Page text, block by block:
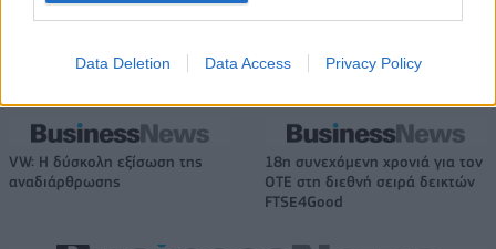
Data Deletion Data Access Privacy Policy
Η συμφωνία Arval-Athlon αναδιαμορφώνει την αγορά leasing
VW: Η δύσκολη εξίσωση της
αναδιάρθρωσης
18η συνεχόμενη χρονιά για τον
ΟΤΕ στη διεθνή σειρά δεικτών
FTSE4Good